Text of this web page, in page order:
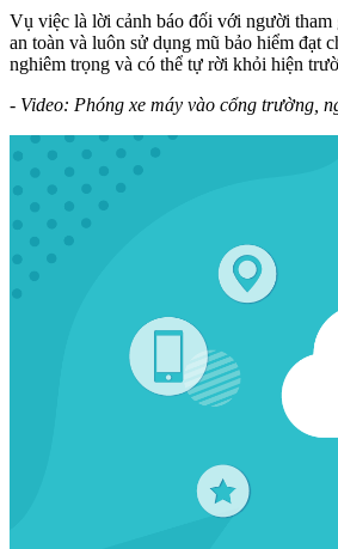
Vụ việc là lời cảnh báo đối với người tham
an toàn và luôn sử dụng mũ bảo hiểm đạt
nghiêm trọng và có thể tự rời khỏi hiện
- Video: Phóng xe máy vào cổng trường,